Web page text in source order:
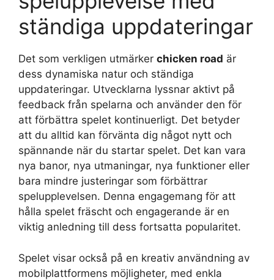
ständiga uppdateringar
Det som verkligen utmärker chicken road är
dess dynamiska natur och ständiga
uppdateringar. Utvecklarna lyssnar aktivt på
feedback från spelarna och använder den för
att förbättra spelet kontinuerligt. Det betyder
att du alltid kan förvänta dig något nytt och
spännande när du startar spelet. Det kan vara
nya banor, nya utmaningar, nya funktioner eller
bara mindre justeringar som förbättrar
spelupplevelsen. Denna engagemang för att
hålla spelet fräscht och engagerande är en
viktig anledning till dess fortsatta popularitet.
Spelet visar också på en kreativ användning av
mobilplattformens möjligheter, med enkla